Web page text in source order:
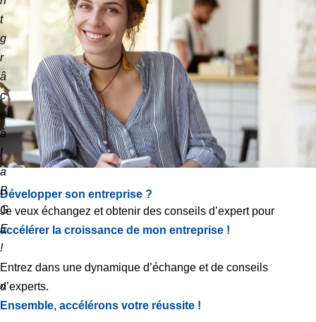
t
g
r
â
c
e
à
l
a
B
G
E
!
»
Développer son entreprise ?
Je veux échangez et obtenir des conseils d’expert pour
accélérer la croissance de mon entreprise !
Entrez dans une dynamique d’échange et de conseils
d’experts.
Ensemble, accélérons votre réussite !